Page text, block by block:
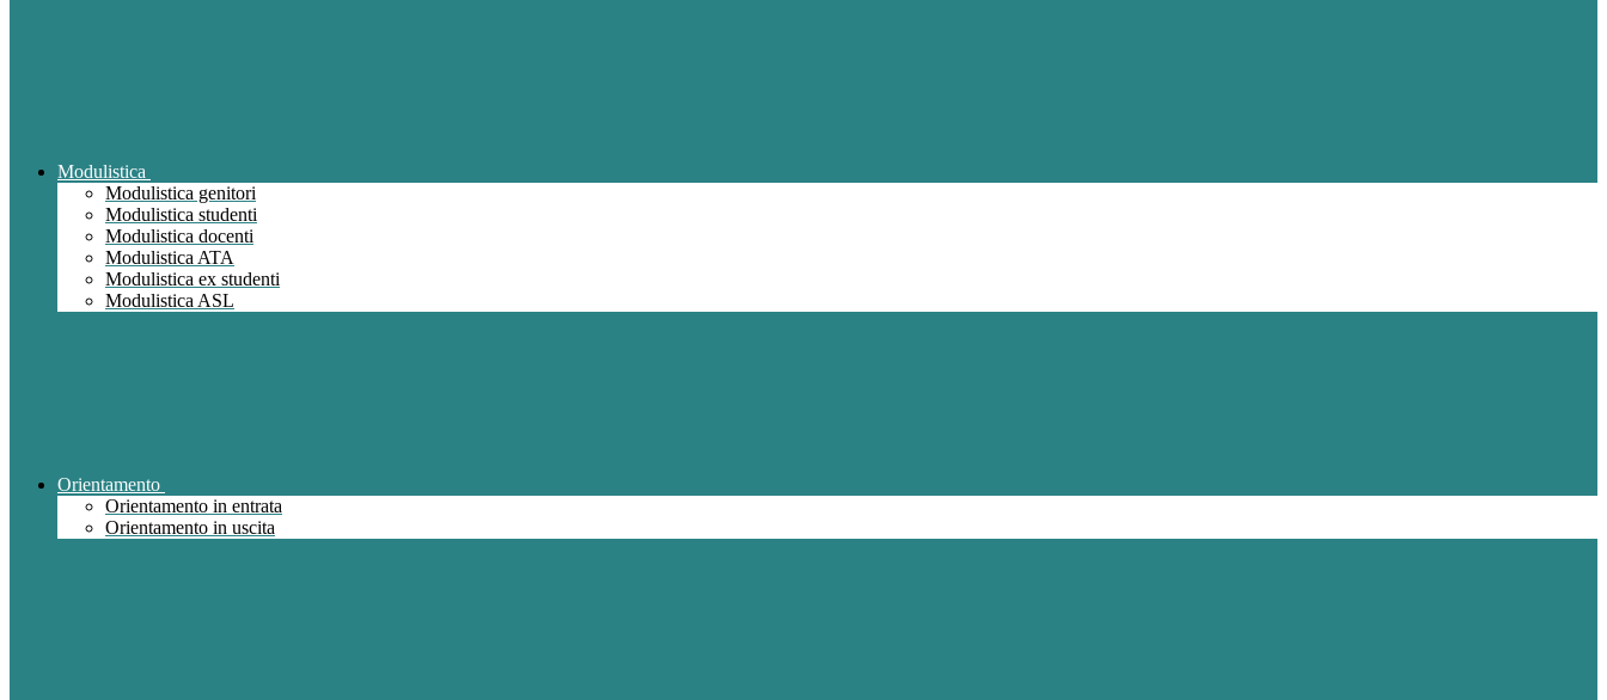
Modulistica
Modulistica genitori
Modulistica studenti
Modulistica docenti
Modulistica ATA
Modulistica ex studenti
Modulistica ASL
Orientamento
Orientamento in entrata
Orientamento in uscita